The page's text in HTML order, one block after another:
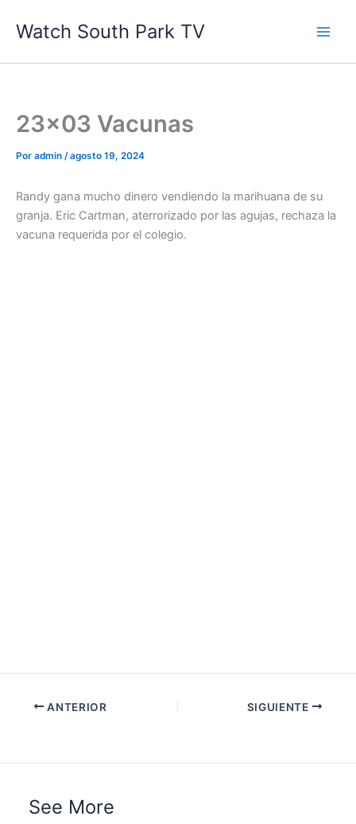
Watch South Park TV
23×03 Vacunas
Por admin /agosto 19, 2024
Randy gana mucho dinero vendiendo la marihuana de su
granja. Eric Cartman, aterrorizado por las agujas, rechaza la
vacuna requerida por el colegio.
ANTERIOR SIGUIENTE
See More